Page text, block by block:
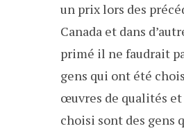
un prix lors des
Canada et dans
primé il ne faudrait
gens qui ont été
œuvres de qualités et
choisi sont des gens